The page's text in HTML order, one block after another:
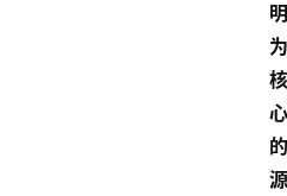
明
为
核
心
的
源